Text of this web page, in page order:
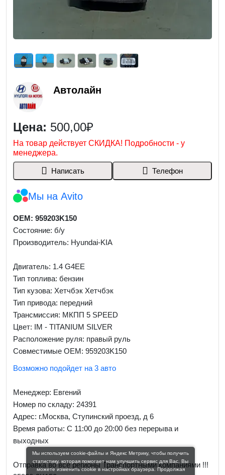
Автолайн
Цена: 500,00₽
На товар действует СКИДКА! Подробности - у
менеджера.
Написать Телефон
Мы на Avito
OEM: 959203K150
Состояние: б/у
Производитель: Hyundai-KIA
Двигатель: 1.4 G4EE
Тип топлива: бензин
Тип кузова: Хетчбэк Хетчбэк
Тип привода: передний
Трансмиссия: МКПП 5 SPEED
Цвет: IM - TITANIUM SILVER
Расположение руля: правый руль
Совместимые OEM: 959203K150
Возможно подойдет на 3 авто
Менеджер: Евгений
Номер по складу: 24391
Адрес: г.Москва, Ступинский проезд, д 6
Время работы: С 11:00 до 20:00 без перерыва и
выходных
Отправка во все регионы Транспортными компаниями !!!
Мы используем cookie-файлы и Яндекс Метрику, чтобы получить
статистику, которая помогает нам улучшить сервис для Вас. Вы
можете изменить cookie в настройках браузера. Продолжая